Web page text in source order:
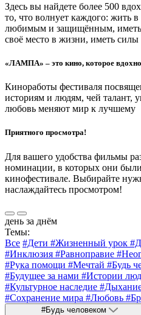
Здесь вы найдете более 500
то, что волнует каждого: жить
любимым и защищённым, иметь
своё место в жизни, иметь
«ЛАМПА» – это кино, которое
Киноработы фестиваля
историям и людям, чей талант,
любовь меняют мир к лучшему
Приятного просмотра!
Для вашего удобства фильмы
номинации, в которых они
кинофестивале. Выбирайте
наслаждайтесь просмотром!
день за днём
Темы:
Все #Дети #Жизненный урок
#Инклюзия #Равноправие
#Рука помощи #Мечтай #Будь
#Будущее за нами #Истории
#Культурное наследие
#Сохранение мира #Любовь
#Будь человеком